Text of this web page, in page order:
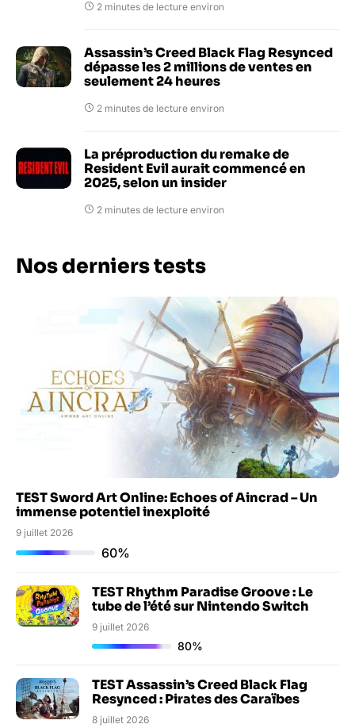
2 minutes de lecture environ
Assassin’s Creed Black Flag Resynced
dépasse les 2 millions de ventes en
seulement 24 heures
2 minutes de lecture environ
La préproduction du remake de
Resident Evil aurait commencé en
2025, selon un insider
2 minutes de lecture environ
Nos derniers tests
TEST Sword Art Online: Echoes of Aincrad – Un
immense potentiel inexploité
9 juillet 2026
60%
TEST Rhythm Paradise Groove : Le
tube de l’été sur Nintendo Switch
9 juillet 2026
80%
TEST Assassin’s Creed Black Flag
Resynced : Pirates des Caraïbes
8 juillet 2026